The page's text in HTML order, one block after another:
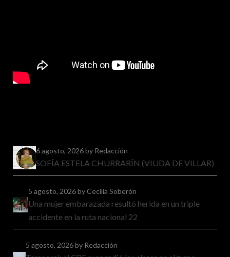
6 agosto, 2026by Redacción
SOFÍA ESTELA CHURRARÍN (VIUDA DE VILLAR)
5 agosto, 2026by Cecilia Soberón
Una mujer embarazada resultó herida en un triple
accidente en la ruta nacional 22
5 agosto, 2026by Redacción